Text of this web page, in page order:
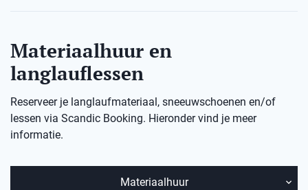
Materiaalhuur en
langlauflessen
Reserveer je langlaufmateriaal, sneeuwschoenen en/of
lessen via Scandic Booking. Hieronder vind je meer
informatie.
Materiaalhuur